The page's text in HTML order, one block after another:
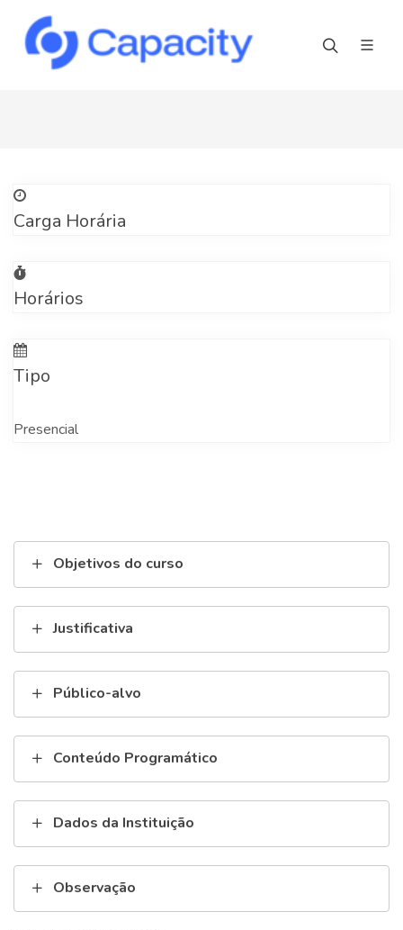
Carga Horária
Horários
Tipo
Presencial
Objetivos do curso
Justificativa
Público-alvo
Conteúdo Programático
Dados da Instituição
Observação